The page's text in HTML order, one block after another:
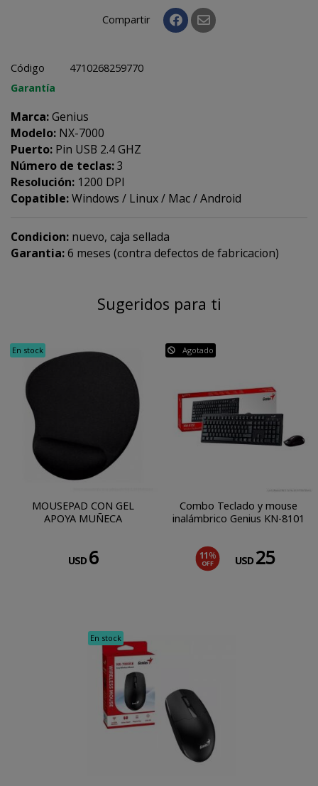
Compartir
Código
4710268259770
Garantía
Marca:Genius
Modelo: NX-7000
Puerto: Pin USB 2.4 GHZ
Número de teclas:3
Resolución: 1200 DPI
Copatible:Windows / Linux / Mac / Android
Condicion: nuevo, caja sellada
Garantia:6 meses (contra defectos de fabricacion)
Sugeridos para ti
En stock
MOUSEPAD CON GEL
APOYA MUÑECA
USD 6
Agotado
Combo Teclado y mouse
inalámbrico Genius KN-8101
11%
OFF USD 25
En stock